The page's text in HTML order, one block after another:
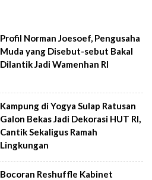
Profil Norman Joesoef, Pengusaha
Muda yang Disebut-sebut Bakal
Dilantik Jadi Wamenhan RI
Kampung di Yogya Sulap Ratusan
Galon Bekas Jadi Dekorasi HUT RI,
Cantik Sekaligus Ramah
Lingkungan
Bocoran Reshuffle Kabinet